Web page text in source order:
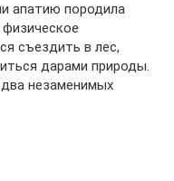
апатию породила
съездить в лес,
дарами природы.
незаменимых